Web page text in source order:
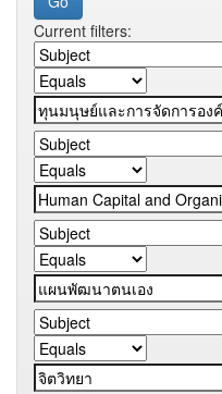
Current filters: